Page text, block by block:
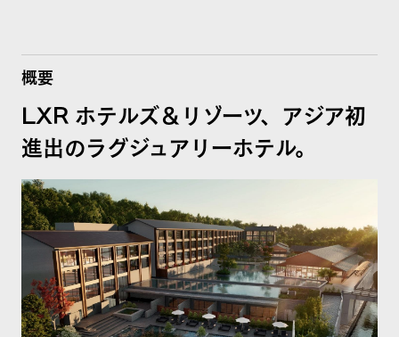
概要
LXR ホテルズ＆リゾーツ、アジア初
進出のラグジュアリーホテル。